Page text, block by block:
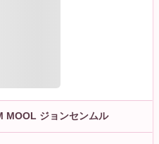
MOOL ジョンセンムル